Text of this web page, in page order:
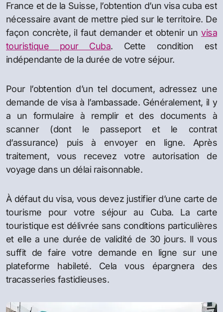
France et de la Suisse, l’obtention d’un visa cuba est
nécessaire avant de mettre pied sur le territoire. De
façon concrète, il faut demander et obtenir unvisa
touristique pour Cuba. Cette condition est
indépendante de la durée de votre séjour.
Pour l’obtention d’un tel document, adressez une
demande de visa à l’ambassade. Généralement, il y
a un formulaire à remplir et des documents à
scanner (dont le passeport et le contrat
d’assurance) puis à envoyer en ligne. Après
traitement, vous recevez votre autorisation de
voyage dans un délai raisonnable.
À défaut du visa, vous devez justifier d’une carte de
tourisme pour votre séjour au Cuba. La carte
touristique est délivrée sans conditions particulières
et elle a une durée de validité de 30 jours. Il vous
suffit de faire votre demande en ligne sur une
plateforme habileté. Cela vous épargnera des
tracasseries fastidieuses.